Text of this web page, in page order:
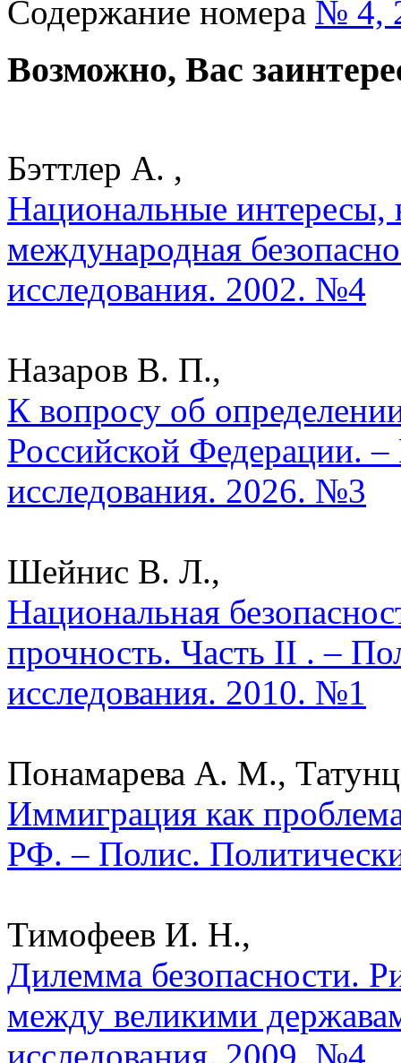
Содержание номера № 4,
Возможно, Вас
Бэттлер А. ,
Национальные интересы,
международная
исследования. 2002. №4
Назаров В. П.,
К вопросу об
Российской Федерации.
исследования. 2026. №3
Шейнис В. Л.,
Национальная
прочность. Часть II . –
исследования. 2010. №1
Понамарева А. М.,
Иммиграция как
РФ. – Полис.
Тимофеев И. Н.,
Дилемма безопасности.
между великими